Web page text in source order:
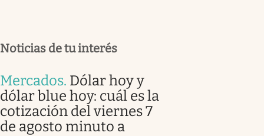
Noticias de tu interés
Mercados. Dólar hoy y
dólar blue hoy: cuál es la
cotización del viernes 7
de agosto minuto a